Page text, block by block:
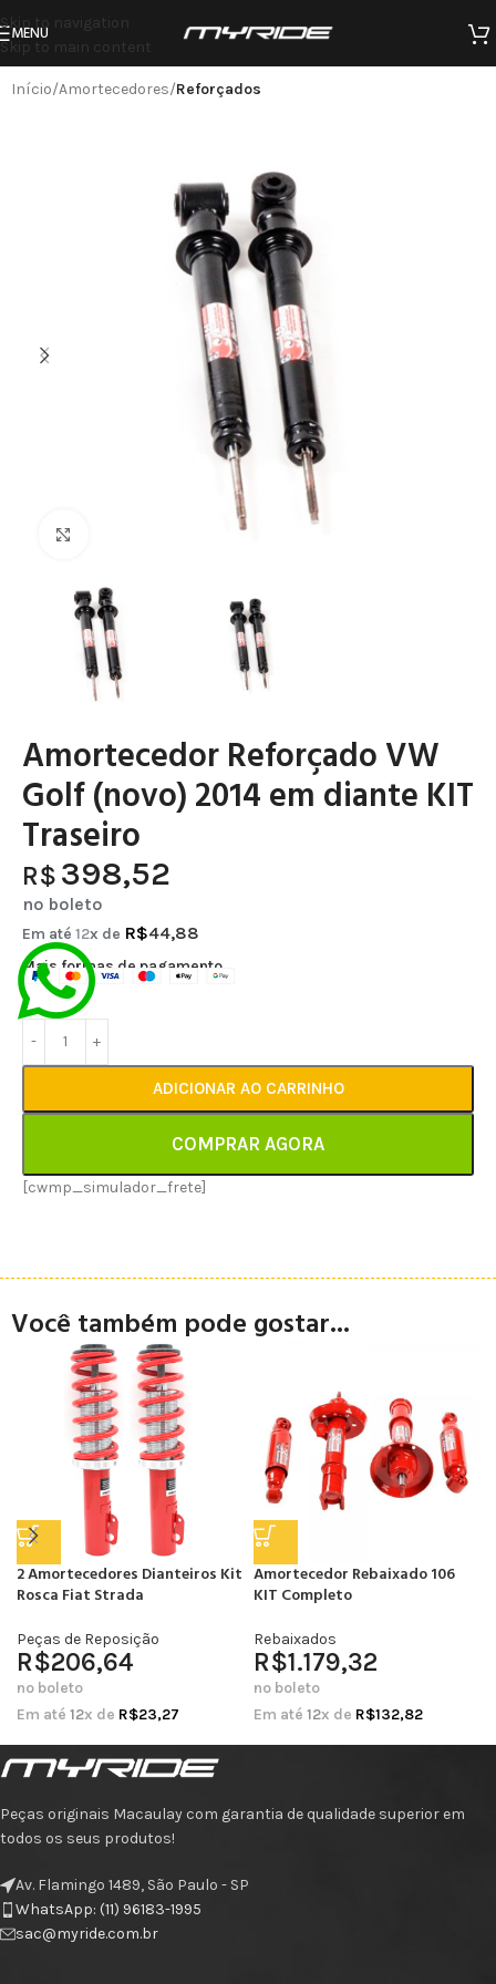
Skip to navigation
Skip to main content
MENU
Início Amortecedores Reforçados
Amortecedor Reforçado VW
Golf (novo) 2014 em diante KIT
Traseiro
R$ 398,52
no boleto
Em até 12x de R$44,88
Mais formas de pagamento
ADICIONAR AO CARRINHO
COMPRAR AGORA
[cwmp_simulador_frete]
Você também pode gostar...
2 Amortecedores Dianteiros Kit
Rosca Fiat Strada
Peças de Reposição
R$206,64
no boleto
Em até 12x de R$23,27
Amortecedor Rebaixado 106
KIT Completo
Rebaixados
R$1.179,32
no boleto
Em até 12x de R$132,82
Peças originais Macaulay com garantia de qualidade superior em
todos os seus produtos!
Av. Flamingo 1489, São Paulo - SP
WhatsApp: (11) 96183-1995
sac@myride.com.br